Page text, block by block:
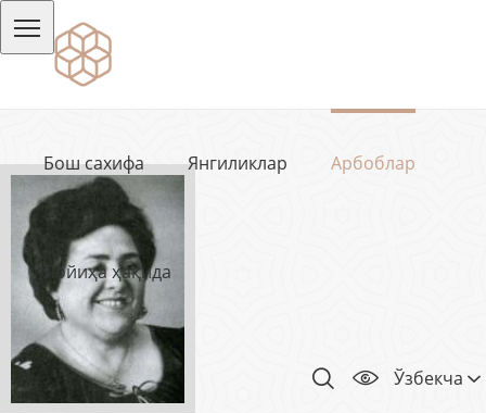
Бош сахифа Янгиликлар Арбоблар
Лойиҳа ҳақида
Ўзбекча